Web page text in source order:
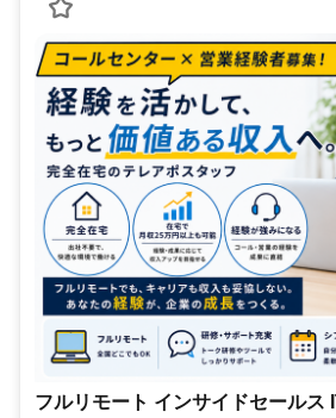
フルリモート インサイドセールス